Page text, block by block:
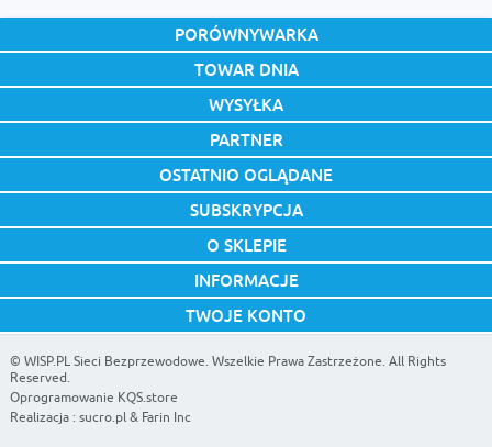
PORÓWNYWARKA
TOWAR DNIA
WYSYŁKA
PARTNER
OSTATNIO OGLĄDANE
SUBSKRYPCJA
O SKLEPIE
INFORMACJE
TWOJE KONTO
© WISP.PL Sieci Bezprzewodowe. Wszelkie Prawa Zastrzeżone. All Rights
Reserved.
Oprogramowanie KQS.store
Realizacja : sucro.pl& Farin Inc